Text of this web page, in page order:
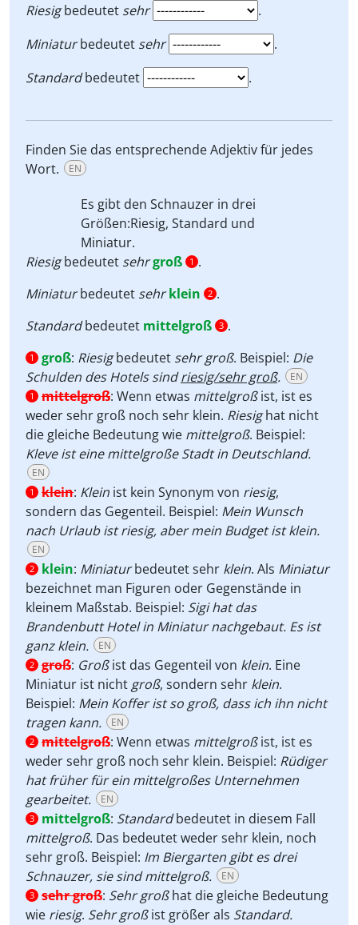
Riesigbedeutet sehr
.
Miniaturbedeutet sehr
.
Standardbedeutet .
Finden Sie das entsprechende Adjektiv für jedes
Wort.
EN
Es gibt den Schnauzer in drei
Größen:Riesig, Standard und
Miniatur.
Riesigbedeutet sehrgroß 1 .
Miniaturbedeutet sehr klein 2 .
Standardbedeutet mittelgroß 3 .
1 groß: Riesigbedeutet sehr groß. Beispiel: Die
Schulden des Hotels sindriesig/sehr groß. EN
1 mittelgroß: Wenn etwas mittelgroßist, ist es
weder sehr groß noch sehr klein. Riesighat nicht
die gleiche Bedeutung wie mittelgroß. Beispiel:
Kleve ist eine mittelgroße Stadt in Deutschland.
EN
1 klein: Klein ist kein Synonym von riesig,
sondern das Gegenteil. Beispiel: Mein Wunsch
nach Urlaub ist riesig, aber mein Budget ist klein.
EN
2 klein: Miniaturbedeutet sehr klein. Als Miniatur
bezeichnet man Figuren oder Gegenstände in
kleinem Maßstab. Beispiel: Sigi hat das
Brandenbutt Hotel in Miniatur nachgebaut. Es ist
ganz klein.
EN
2 groß: Großist das Gegenteil von klein. Eine
Miniatur ist nicht groß, sondern sehr klein.
Beispiel: Mein Koffer ist so groß, dass ich ihn nicht
tragen kann.
EN
2 mittelgroß: Wenn etwas mittelgroßist, ist es
weder sehr groß noch sehr klein. Beispiel: Rüdiger
hat früher für ein mittelgroßes Unternehmen
gearbeitet.
EN
3 mittelgroß: Standardbedeutet in diesem Fall
mittelgroß. Das bedeutet weder sehr klein, noch
sehr groß. Beispiel: Im Biergarten gibt es drei
Schnauzer, sie sind mittelgroß.
EN
3 sehr groß: Sehr großhat die gleiche Bedeutung
wie riesig. Sehr großist größer als Standard.